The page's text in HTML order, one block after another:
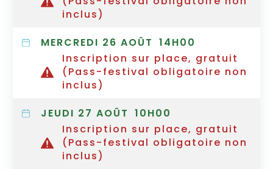
inclus)
MERCREDI 26 AOÛT 14H00
Inscription sur place, gratuit
(Pass-festival obligatoire non
inclus)
JEUDI 27 AOÛT 10H00
Inscription sur place, gratuit
(Pass-festival obligatoire non
inclus)